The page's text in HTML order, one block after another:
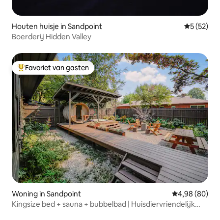
Houten huisje in Sandpoint
5 (52)
Boerderij Hidden Valley
Topfavoriet van gasten
Favoriet van gasten
Woning in Sandpoint Gemiddelde
4,98 (80)
Kingsize bed + sauna + bubbelbad | Huisdiervriendelijk